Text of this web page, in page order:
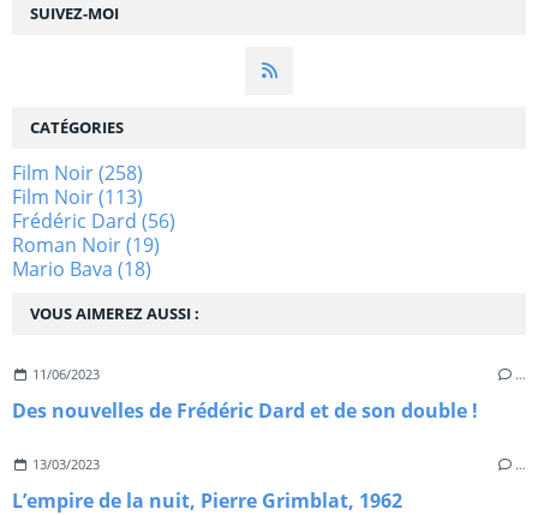
SUIVEZ-MOI
VOUS AIMEREZ AUSSI :
11/06/2023 …
Des nouvelles de Frédéric Dard et de son double !
13/03/2023 …
L’empire de la nuit, Pierre Grimblat, 1962
CATÉGORIES
Film Noir(258)
Film Noir(113)
Frédéric Dard (56)
Roman Noir(19)
Mario Bava (18)